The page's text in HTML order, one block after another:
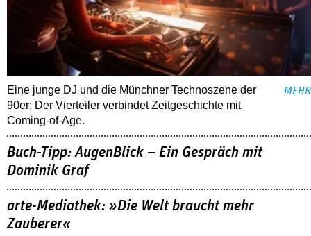
Eine junge DJ und die Münchner Technoszene der
90er: Der Vierteiler verbindet Zeitgeschichte mit
Coming-of-Age.
MEHR
Buch-Tipp: AugenBlick – Ein Gespräch mit
Dominik Graf
arte-Mediathek: »Die Welt braucht mehr
Zauberer«